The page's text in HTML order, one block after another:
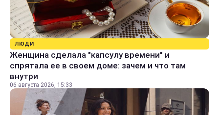
ЛЮДИ
Женщина сделала "капсулу времени" и
спрятала ее в своем доме: зачем и что там
внутри
06 августа 2026, 15:33